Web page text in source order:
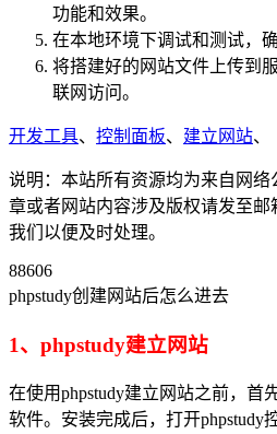
功能和效果。
在本地环境下调试和测试，
将搭建好的网站文件上传到
联网访问。
开发工具、 控制面板、 建立网站、
说明：本站所有资源均为来自网
章或者网站内容涉及版权请发至邮
我们以便及时处理。
88606
phpstudy创建网站后怎么进去
1、phpstudy建立网站
在使用phpstudy建立网站之前，首
软件。安装完成后，打开phpstudy